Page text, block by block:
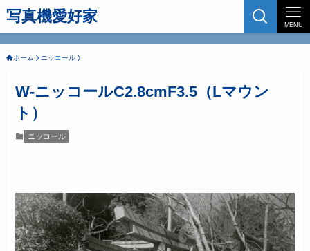
写真機愛好家 MENU
ホーム ニッコール
W-ニッコールC2.8cmF3.5（Lマウン
ト）
ニッコール